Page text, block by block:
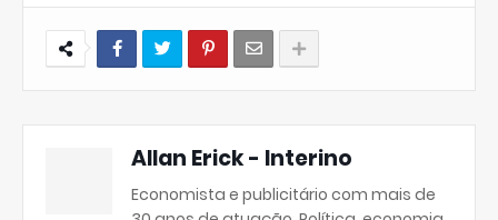
Allan Erick - Interino
Economista e publicitário com mais de